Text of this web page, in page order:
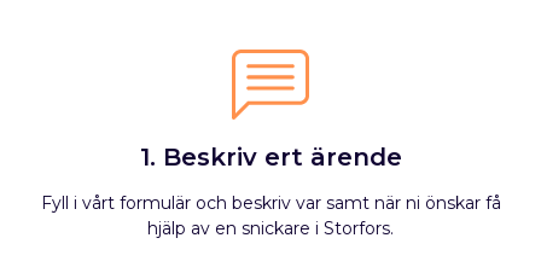
1. Beskriv ert ärende
Fyll i vårt formulär och beskriv var samt när ni önskar få
hjälp av en snickare i Storfors.